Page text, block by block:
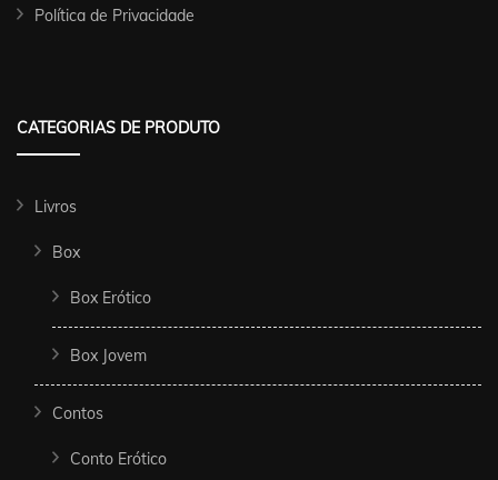
Política de Privacidade
CATEGORIAS DE PRODUTO
Livros
Box
Box Erótico
Box Jovem
Contos
Conto Erótico